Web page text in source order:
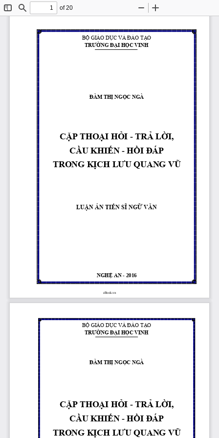
ToggleFind
of 20
Zoom
BỘ GIÁO DỤC VÀ ĐÀO TẠO
TRƯỜNG ĐẠI HỌC VINH
ĐÀM THỊ NGỌC NGÀ
CẶP THOẠI HỎI - TRẢ LỜI,
CẦU KHIẾN - HỒI ĐÁP
TRONG KỊCH LƯU QUANG VŨ
LUẬN ÁN TIẾN SĨ NGỮ VĂN
NGHỆ AN - 2016
zBook.vn
BỘ GIÁO DỤC VÀ ĐÀO TẠO
TRƯỜNG ĐẠI HỌC VINH
ĐÀM THỊ NGỌC NGÀ
CẶP THOẠI HỎI - TRẢ LỜI,
CẦU KHIẾN - HỒI ĐÁP
TRONG KỊCH LƯU QUANG VŨ